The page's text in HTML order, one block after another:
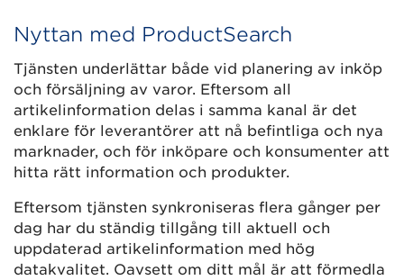
Nyttan med ProductSearch
Tjänsten underlättar både vid planering av inköp
och försäljning av varor. Eftersom all
artikelinformation delas i samma kanal är det
enklare för leverantörer att nå befintliga och nya
marknader, och för inköpare och konsumenter att
hitta rätt information och produkter.
Eftersom tjänsten synkroniseras flera gånger per
dag har du ständig tillgång till aktuell och
uppdaterad artikelinformation med hög
datakvalitet. Oavsett om ditt mål är att förmedla